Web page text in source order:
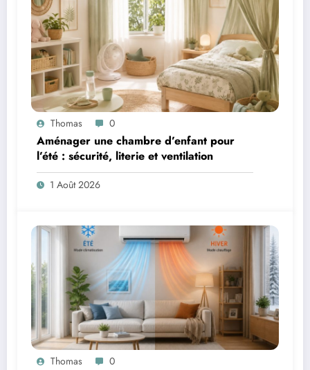
Thomas 0
Aménager une chambre d’enfant pour
l’été : sécurité, literie et ventilation
1 Août 2026
Thomas 0